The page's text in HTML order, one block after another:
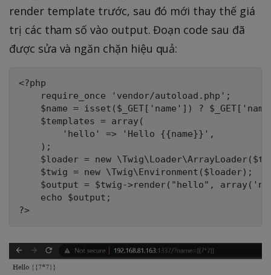
render template trước, sau đó mới thay thế giá
trị các tham số vào output. Đoạn code sau đã
được sửa và ngăn chặn hiệu quả:
<?php
    require_once 'vendor/autoload.php';
$name = isset($_GET['name']) ?
    $templates = array(
        'hello' => 'Hello {{name}}',
    );
$loader = new
    $twig = new \Twig\Environment($loader);
$output = $twig->render("hello",
    echo $output;